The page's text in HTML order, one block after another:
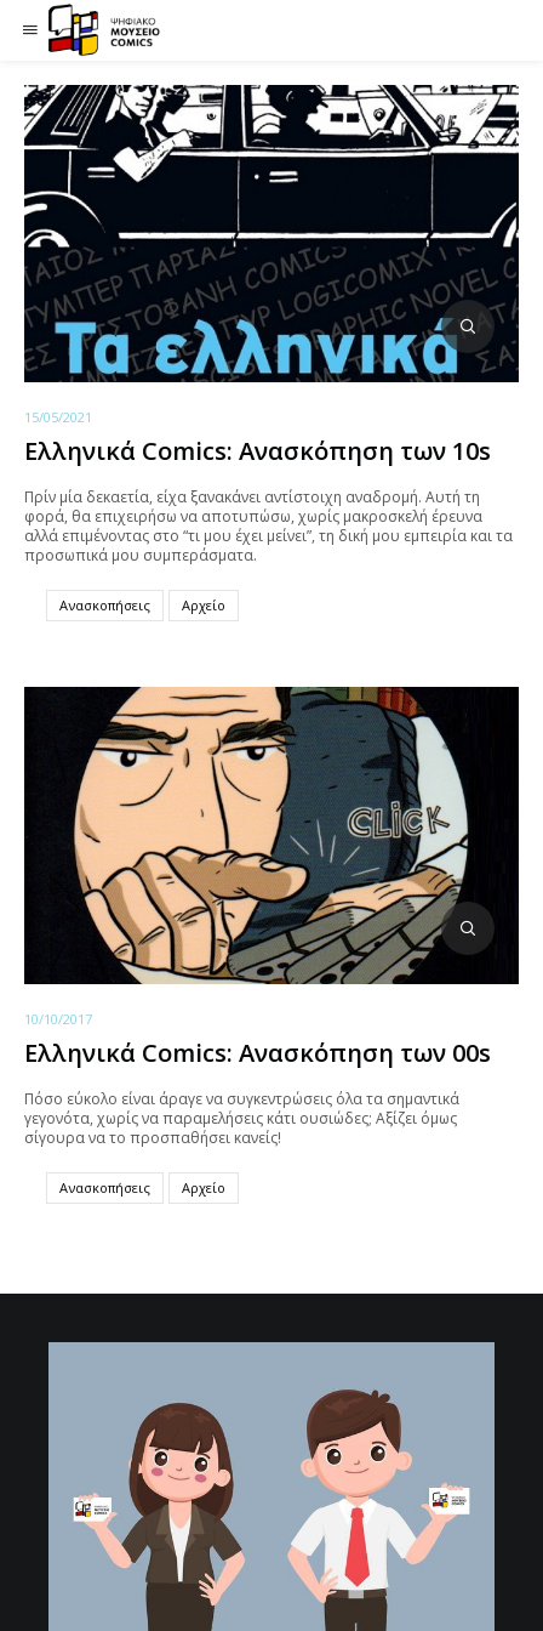
15/05/2021
Ελληνικά Comics: Ανασκόπηση των 10s
Πρίν μία δεκαετία, είχα ξανακάνει αντίστοιχη αναδρομή. Αυτή τη
φορά, θα επιχειρήσω να αποτυπώσω, χωρίς μακροσκελή έρευνα
αλλά επιμένοντας στο “τι μου έχει μείνει”, τη δική μου εμπειρία και τα
προσωπικά μου συμπεράσματα.
Ανασκοπήσεις Αρχείο
10/10/2017
Ελληνικά Comics: Ανασκόπηση των 00s
Πόσο εύκολο είναι άραγε να συγκεντρώσεις όλα τα σημαντικά
γεγονότα, χωρίς να παραμελήσεις κάτι ουσιώδες; Αξίζει όμως
σίγουρα να το προσπαθήσει κανείς!
Ανασκοπήσεις Αρχείο